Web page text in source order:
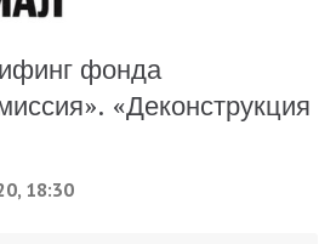
фонда
«Деконструкция
18:30